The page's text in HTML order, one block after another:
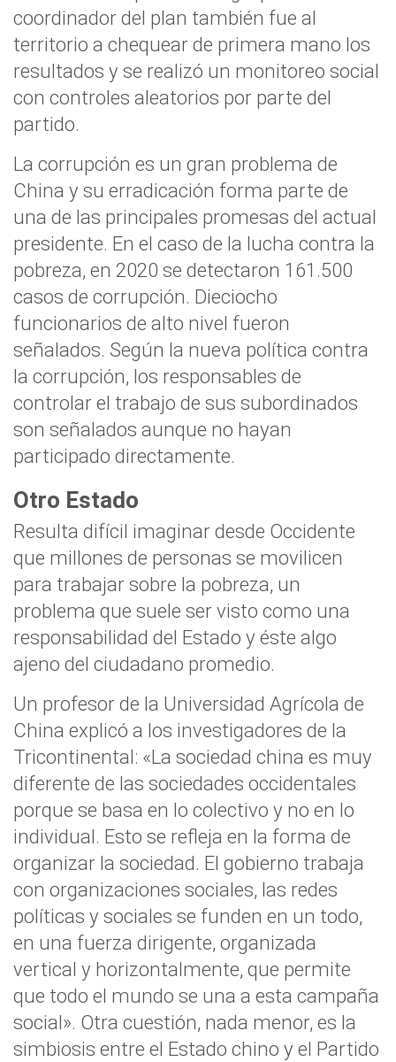
coordinador del plan también fue al
territorio a chequear de primera mano los
resultados y se realizó un monitoreo social
con controles aleatorios por parte del
partido.
La corrupción es un gran problema de
China y su erradicación forma parte de
una de las principales promesas del actual
presidente. En el caso de la lucha contra la
pobreza, en 2020 se detectaron 161.500
casos de corrupción. Dieciocho
funcionarios de alto nivel fueron
señalados. Según la nueva política contra
la corrupción, los responsables de
controlar el trabajo de sus subordinados
son señalados aunque no hayan
participado directamente.
Otro Estado
Resulta difícil imaginar desde Occidente
que millones de personas se movilicen
para trabajar sobre la pobreza, un
problema que suele ser visto como una
responsabilidad del Estado y éste algo
ajeno del ciudadano promedio.
Un profesor de la Universidad Agrícola de
China explicó a los investigadores de la
Tricontinental: «La sociedad china es muy
diferente de las sociedades occidentales
porque se basa en lo colectivo y no en lo
individual. Esto se refleja en la forma de
organizar la sociedad. El gobierno trabaja
con organizaciones sociales, las redes
políticas y sociales se funden en un todo,
en una fuerza dirigente, organizada
vertical y horizontalmente, que permite
que todo el mundo se una a esta campaña
social». Otra cuestión, nada menor, es la
simbiosis entre el Estado chino y el Partido